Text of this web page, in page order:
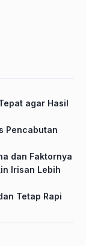
agar Hasil
Pencabutan
dan Faktornya
Irisan Lebih
Tetap Rapi